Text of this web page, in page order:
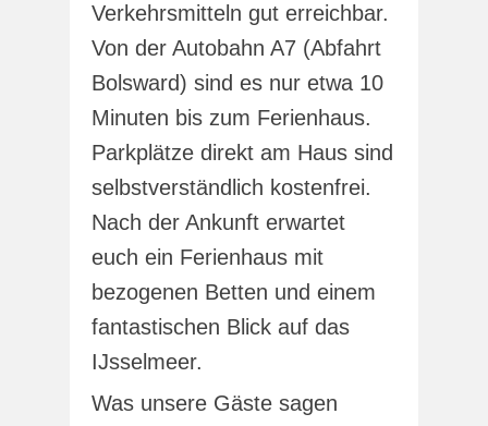
Verkehrsmitteln gut erreichbar.
Von der Autobahn A7 (Abfahrt
Bolsward) sind es nur etwa 10
Minuten bis zum Ferienhaus.
Parkplätze direkt am Haus sind
selbstverständlich kostenfrei.
Nach der Ankunft erwartet
euch ein Ferienhaus mit
bezogenen Betten und einem
fantastischen Blick auf das
IJsselmeer.
Was unsere Gäste sagen